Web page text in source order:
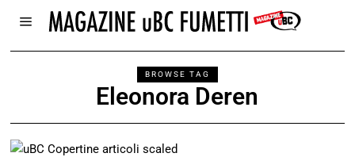
BROWSE TAG
Eleonora Deren